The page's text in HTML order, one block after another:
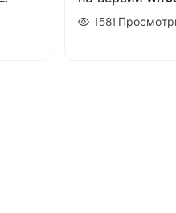
1581